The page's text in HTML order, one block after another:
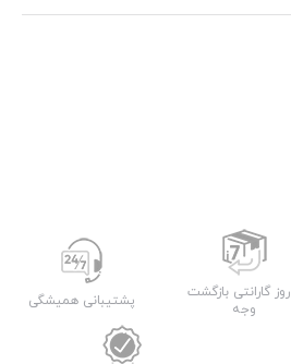
7 روز گارانتی بازگشت
وجه
پشتیبانی همیشگی